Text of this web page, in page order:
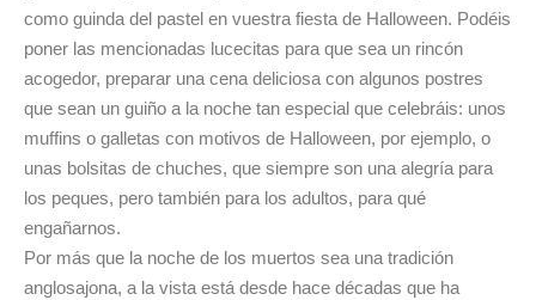
como guinda del pastel en vuestra fiesta de Halloween. Podéis
poner las mencionadas lucecitas para que sea un rincón
acogedor, preparar una cena deliciosa con algunos postres
que sean un guiño a la noche tan especial que celebráis: unos
muffins o galletas con motivos de Halloween, por ejemplo, o
unas bolsitas de chuches, que siempre son una alegría para
los peques, pero también para los adultos, para qué
engañarnos.
Por más que la noche de los muertos sea una tradición
anglosajona, a la vista está desde hace décadas que ha